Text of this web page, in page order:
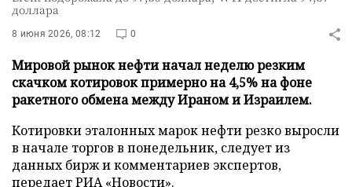
доллара
8 июня 2026, 08:12 0
Мировой рынок нефти начал неделю резким
скачком котировок примерно на 4,5% на фоне
ракетного обмена между Ираном и Израилем.
Котировки эталонных марок нефти резко выросли
в начале торгов в понедельник, следует из
данных бирж и комментариев экспертов,
передаетРИА «Новости».